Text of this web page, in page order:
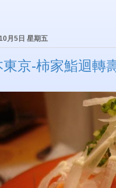
月5日 星期五
東京-柿家鮨迴轉